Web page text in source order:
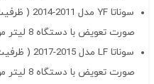
سوناتا YF مدل 2011-2014
صورت تعویض با دستگاه 8 لیتر مورد نیاز است )
صورت تعویض با دستگاه 8 لیتر مورد نیاز است )